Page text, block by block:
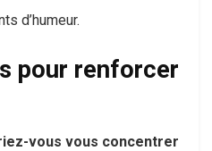
d’humeur.
pour renforcer
vous vous concentrer